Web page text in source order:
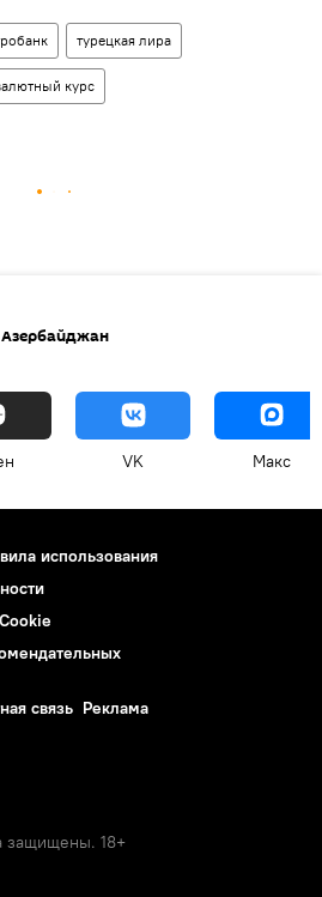
турецкая лира
курс
Азербайджан
VK Макс
использования
связь Реклама
защищены. 18+